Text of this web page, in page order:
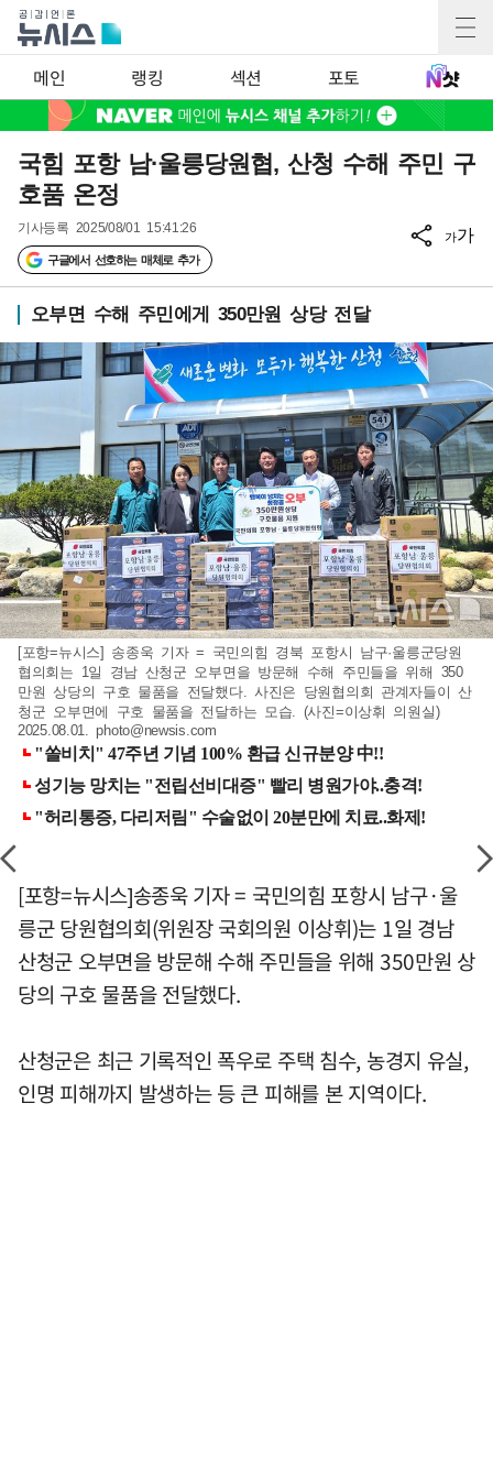
메인 랭킹 섹션 포토
국힘 포항 남·울릉당원협, 산청 수해 주민 구
호품 온정
기사등록 2025/08/01 15:41:26
구글에서 선호하는 매체로 추가
가가
오부면 수해 주민에게 350만원 상당 전달
[포항=뉴시스] 송종욱 기자 = 국민의힘 경북 포항시 남구·울릉군당원
협의회는 1일 경남 산청군 오부면을 방문해 수해 주민들을 위해 350
만원 상당의 구호 물품을 전달했다. 사진은 당원협의회 관계자들이 산
청군 오부면에 구호 물품을 전달하는 모습. (사진=이상휘 의원실)
2025.08.01.photo@newsis.com
[포항=뉴시스]송종욱 기자 = 국민의힘 포항시 남구·울
릉군 당원협의회(위원장 국회의원 이상휘)는 1일 경남
산청군 오부면을 방문해 수해 주민들을 위해 350만원 상
당의 구호 물품을 전달했다.
산청군은 최근 기록적인 폭우로 주택 침수, 농경지 유실,
인명 피해까지 발생하는 등 큰 피해를 본 지역이다.